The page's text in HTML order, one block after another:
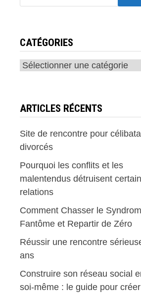
CATÉGORIES
Catégories
ARTICLES RÉCENTS
Site de rencontre pour
divorcés
Pourquoi les conflits et les
malentendus détruisent
relations
Comment Chasser le
Fantôme et Repartir de Zéro
Réussir une rencontre
ans
Construire son réseau social
soi-même : le guide pour